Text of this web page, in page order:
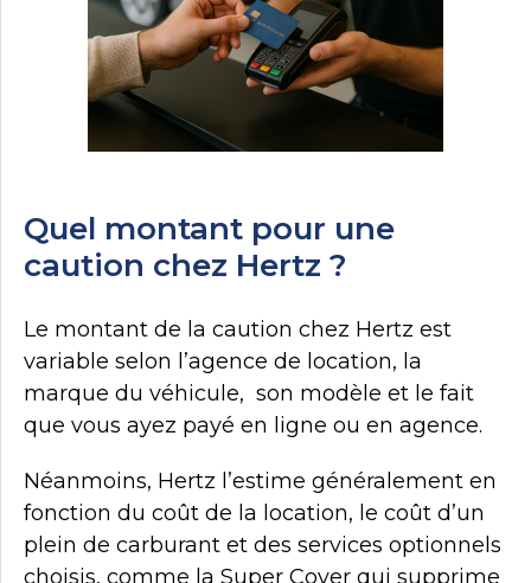
Quel montant pour une
caution chez Hertz ?
Le montant de la caution chez Hertz est
variable selon l’agence de location, la
marque du véhicule, son modèle et le fait
que vous ayez payé en ligne ou en agence.
Néanmoins, Hertz l’estime généralement en
fonction du coût de la location, le coût d’un
plein de carburant et des services optionnels
choisis, comme la Super Cover qui supprime